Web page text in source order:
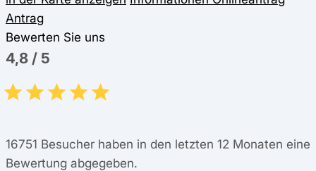
Antrag
Bewerten Sie uns
4,8 / 5
16751 Besucher haben in den letzten 12 Monaten eine
Bewertung abgegeben.